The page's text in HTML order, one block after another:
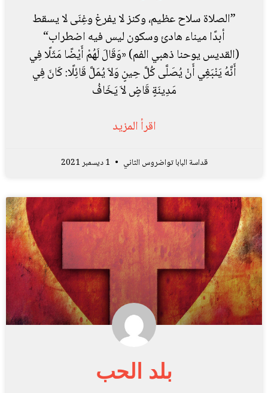
”الصلاة سلاح عظيم، وكنز لا يفرغ وغِنَى لا يسقط
أبدًا ميناء هادئ وسكون ليس فيه اضطراب“
(القديس يوحنا ذهبي الفم) «وَقَالَ لَهُمْ أَيْضًا مَثَلًا فِي
أَنَّهُ يَنْبَغِي أَنْ يُصَلَّى كُلَّ حِينٍ وَلاَ يُمَلَّ قَائِلًا: كَانَ فِي
مَدِينَةٍ قَاضٍ لاَ يَخَافُ
اقرأ المزيد
قداسة البابا تواضروس الثاني
بلد الحب